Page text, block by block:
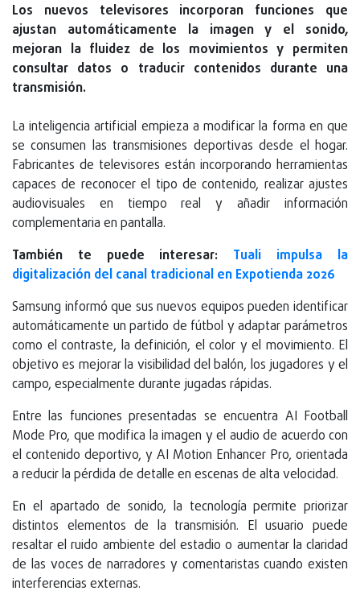
Los nuevos televisores incorporan funciones que
ajustan automáticamente la imagen y el sonido,
mejoran la fluidez de los movimientos y permiten
consultar datos o traducir contenidos durante una
transmisión.
La inteligencia artificial empieza a modificar la forma en que
se consumen las transmisiones deportivas desde el hogar.
Fabricantes de televisores están incorporando herramientas
capaces de reconocer el tipo de contenido, realizar ajustes
audiovisuales en tiempo real y añadir información
complementaria en pantalla.
También te puede interesar: Tuali impulsa la
digitalización del canal tradicional en Expotienda 2026
Samsung informó que sus nuevos equipos pueden identificar
automáticamente un partido de fútbol y adaptar parámetros
como el contraste, la definición, el color y el movimiento. El
objetivo es mejorar la visibilidad del balón, los jugadores y el
campo, especialmente durante jugadas rápidas.
Entre las funciones presentadas se encuentra AI Football
Mode Pro, que modifica la imagen y el audio de acuerdo con
el contenido deportivo, y AI Motion Enhancer Pro, orientada
a reducir la pérdida de detalle en escenas de alta velocidad.
En el apartado de sonido, la tecnología permite priorizar
distintos elementos de la transmisión. El usuario puede
resaltar el ruido ambiente del estadio o aumentar la claridad
de las voces de narradores y comentaristas cuando existen
interferencias externas.